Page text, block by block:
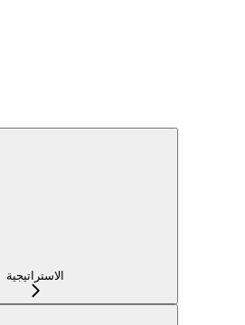
الاستراتيجية